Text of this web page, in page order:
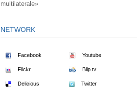
multilaterale»
NETWORK
Facebook Youtube
Flickr Blip.tv
Delicious Twitter